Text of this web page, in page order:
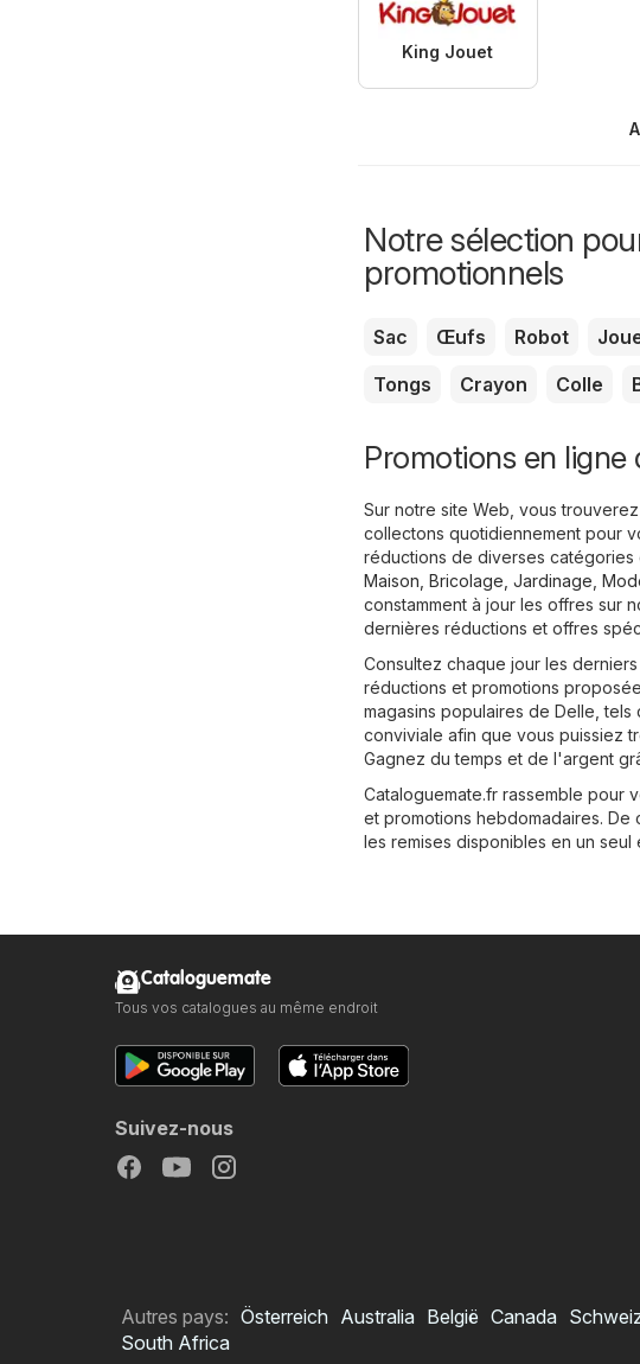
King Jouet
Notre sélection
promotionnels
Sac Œufs Robot
Tongs
Crayon Colle
Promotions en ligne
Sur notre site Web, vous
collectons quotidiennement pour
réductions de diverses catégories
Maison, Bricolage, Jardinage
constamment à jour les offres sur
dernières réductions et offres
Consultez chaque jour les
réductions et promotions
magasins populaires de Delle, tels
conviviale afin que vous puissiez
Gagnez du temps et de l'argent
Cataloguemate.fr rassemble pour
et promotions hebdomadaires.
les remises disponibles en un seul
Cataloguemate
Tous vos catalogues au même endroit
Suivez-nous
Autres pays: Österreich Australia België Canada
South Africa